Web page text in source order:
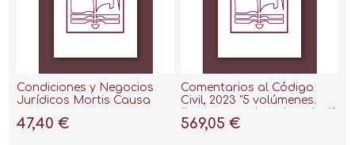
Condiciones y Negocios
Jurídicos Mortis Causa
47,40 €
Comentarios al Código
Civil, 2023 "5 volúmenes.
569,05 €